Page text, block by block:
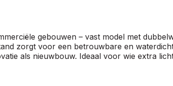
gebouwen – vast model met
zorgt voor een betrouwbare en
als nieuwbouw. Ideaal voor wie extra